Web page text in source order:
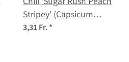
Stripey' (Capsicum
baccatum) Samen
3,31 Fr.*